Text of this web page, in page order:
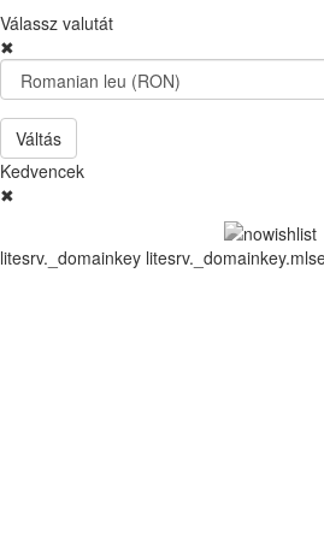
Válassz valutát
✖
Váltás
Kedvencek
✖
litesrv._domainkey